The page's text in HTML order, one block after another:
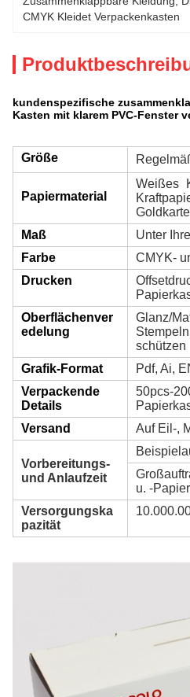
CMYK Kleidet Verpackenkasten
kundenspezifische
Kasten mit klarem PVC-Fenster
Größe
Papiermaterial
Weißes
Maß
Unter
Farbe
CMYK-
Drucken
Oberflächenver
edelung
Glanz/
schützen
Grafik-Format
Pdf, Ai,
Verpackende
Details
50pcs-
Versand
Auf Eil-,
Vorbereitungs-
und Anlaufzeit
u. -
Versorgungska
pazität